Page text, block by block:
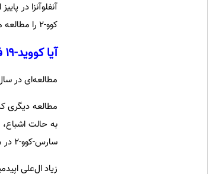
آنفلوآنزا در
کوو-۲ را مطالعه می‌کنند، درباره‌ اینکه آیا کووید-۱۹ واقعا یک ویروس فصلی است یا نه، تردید دارند.
آیا کووید-۱۹ فصلی است؟
مطالعه‌ای در سال ۲۰۲۱ درباره‌ انتقال کووید-۱۹ نشان داد که ۹۰ درصد از انتقال‌ها در دمای بین ۳ تا ۱۷ درجه‌ سانتی‌گراد
به حالت
سارس-کوو-۲ در ماه‌های تابستان افزایش می‌یابد.
زیاد ال‌علی